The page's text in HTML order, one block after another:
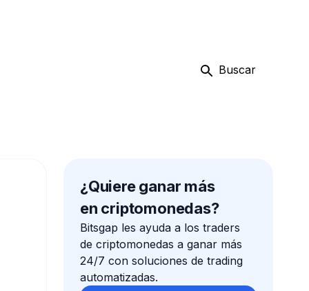
Buscar
¿Quiere ganar más
en criptomonedas?
Bitsgap les ayuda a los traders
de criptomonedas a ganar más
24/7 con soluciones de trading
automatizadas.